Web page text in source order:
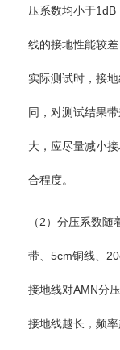
压系数均小于
线的接地性能较
实际测试时，接
同，对测试结果
大，应尽量减小
合程度。
（2）分压系数
带、5cm铜线、
接地线对AMN分
接地线越长，频